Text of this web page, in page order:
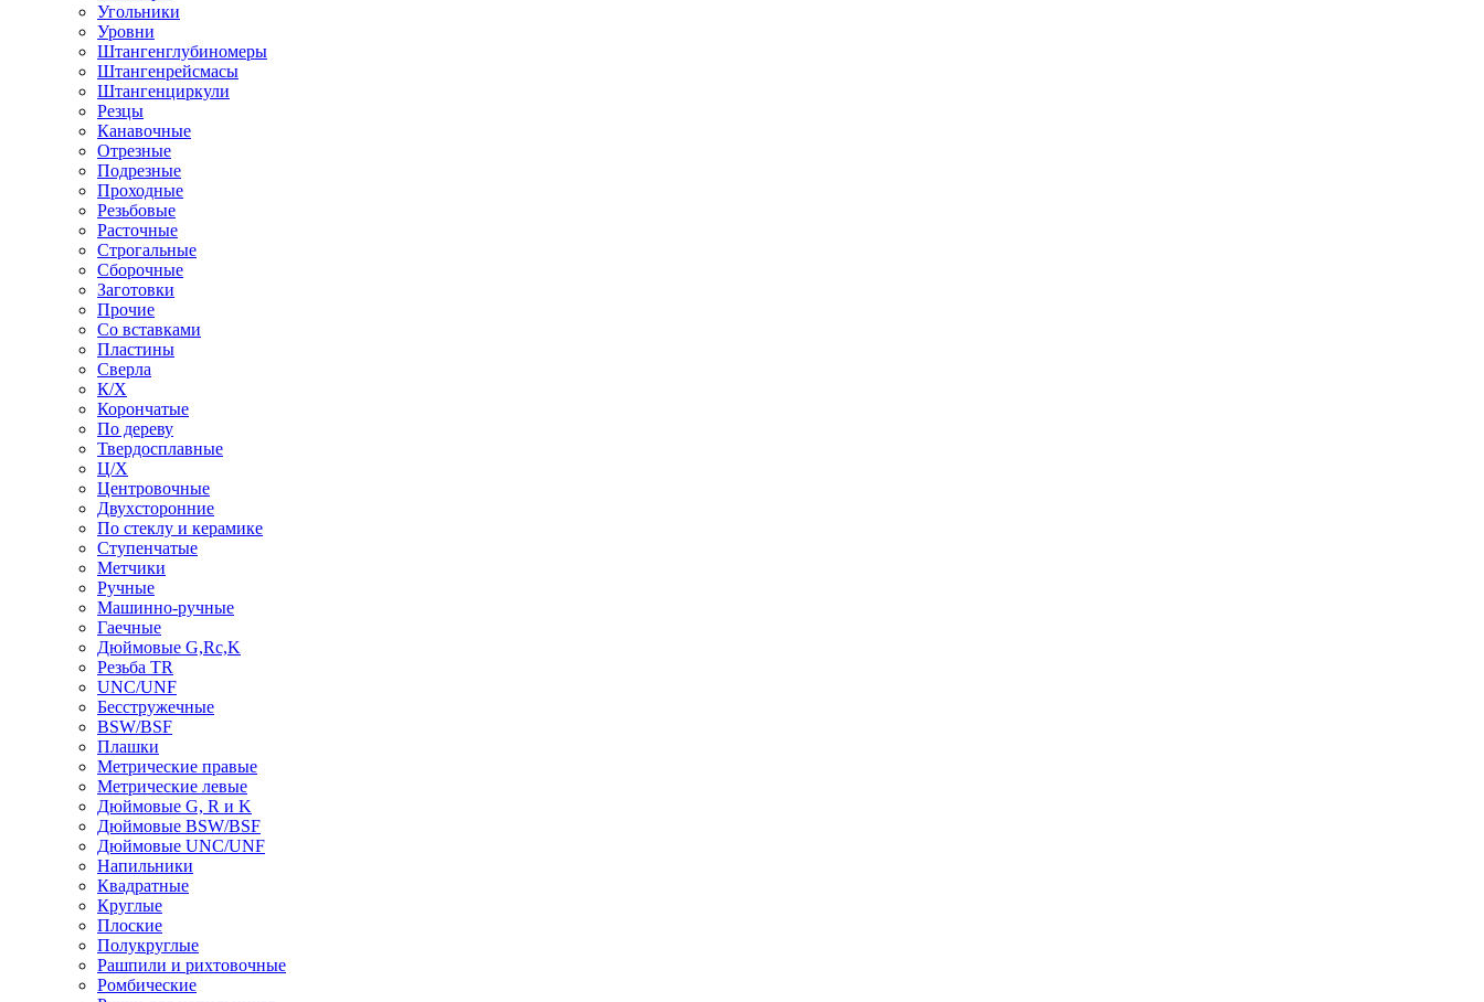
Угольники
Уровни
Штангенглубиномеры
Штангенрейсмасы
Штангенциркули
Резцы
Канавочные
Отрезные
Подрезные
Проходные
Резьбовые
Расточные
Строгальные
Сборочные
Заготовки
Прочие
Со вставками
Пластины
Сверла
К/Х
Корончатые
По дереву
Твердосплавные
Ц/Х
Центровочные
Двухсторонние
По стеклу и керамике
Ступенчатые
Метчики
Ручные
Машинно-ручные
Гаечные
Дюймовые G,Rc,K
Резьба TR
UNC/UNF
Бесстружечные
BSW/BSF
Плашки
Метрические правые
Метрические левые
Дюймовые G, R и K
Дюймовые BSW/BSF
Дюймовые UNC/UNF
Напильники
Квадратные
Круглые
Плоские
Полукруглые
Рашпили и рихтовочные
Ромбические